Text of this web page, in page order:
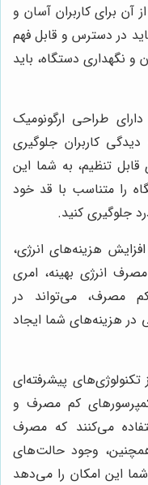
آن برای کاربران آسان و
در دسترس و قابل فهم
و نگهداری دستگاه، باید
طراحی ارگونومیک
کاربران جلوگیری
تنظیم، به شما این
را متناسب با قد خود
جلوگیری کنید.
هزینه‌های انرژی،
انرژی بهینه، امری
مصرف، می‌تواند در
در هزینه‌های شما ایجاد
پیشرفته‌ای
کم مصرف و
می‌کنند که مصرف
وجود حالت‌های
این امکان را می‌دهد